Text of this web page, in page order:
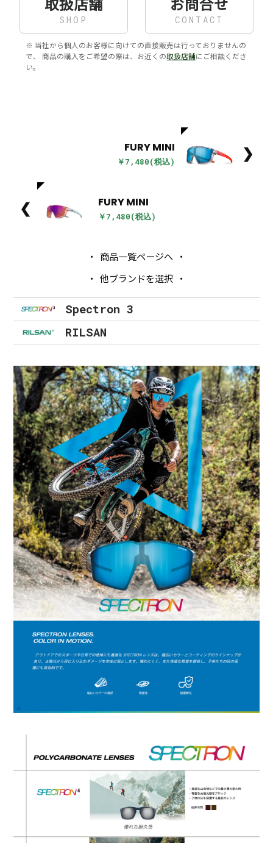
SHOP CONTACT
※ 当社から個人のお客様に向けての直接販売は行っておりませんの
で、 商品の購入をご希望の際は、お近くの取扱店舗にご相談くださ
い。
FURY MINI
￥7,480(税込) ❯
❮ FURY MINI
￥7,480(税込)
商品一覧ページへ
他ブランドを選択
Spectron 3
RILSAN